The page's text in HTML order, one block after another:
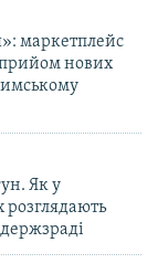
маркетплейс
нових
Як у
розглядають